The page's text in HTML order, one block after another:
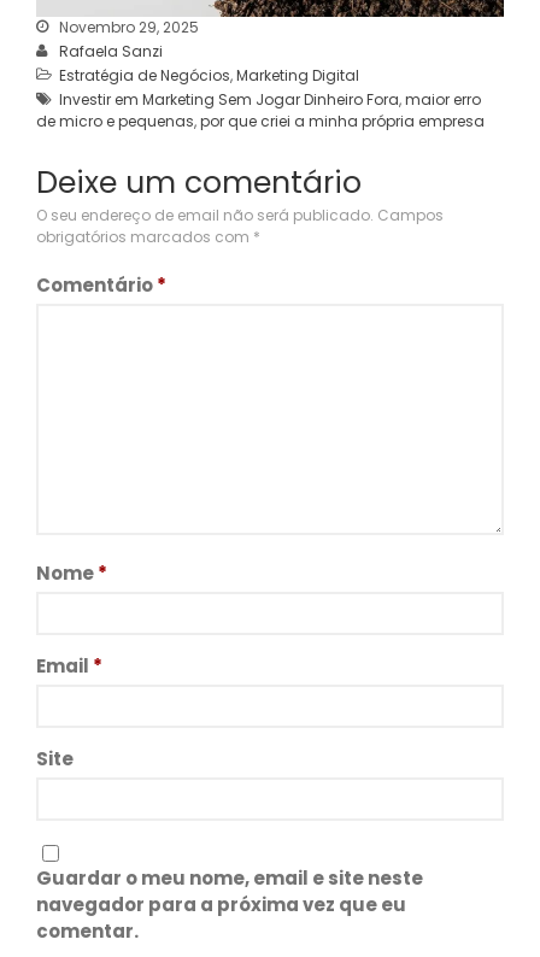
Novembro 29, 2025
Rafaela Sanzi
Estratégia de Negócios,Marketing Digital
Investir em Marketing Sem Jogar Dinheiro Fora,maior erro
de micro e pequenas,por que criei a minha própria empresa
Deixe um comentário
O seu endereço de email não será publicado. Campos
obrigatórios marcados com *
Comentário*
Nome*
Email *
Site
Guardar o meu nome, email e site neste
navegador para a próxima vez que eu
comentar.